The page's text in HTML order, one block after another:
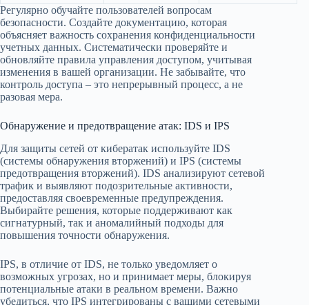
Регулярно обучайте пользователей вопросам
безопасности. Создайте документацию, которая
объясняет важность сохранения конфиденциальности
учетных данных. Систематически проверяйте и
обновляйте правила управления доступом, учитывая
изменения в вашей организации. Не забывайте, что
контроль доступа – это непрерывный процесс, а не
разовая мера.
Обнаружение и предотвращение атак: IDS и IPS
Для защиты сетей от кибератак используйте IDS
(системы обнаружения вторжений) и IPS (системы
предотвращения вторжений). IDS анализируют сетевой
трафик и выявляют подозрительные активности,
предоставляя своевременные предупреждения.
Выбирайте решения, которые поддерживают как
сигнатурный, так и аномалийный подходы для
повышения точности обнаружения.
IPS, в отличие от IDS, не только уведомляет о
возможных угрозах, но и принимает меры, блокируя
потенциальные атаки в реальном времени. Важно
убедиться, что IPS интегрированы с вашими сетевыми